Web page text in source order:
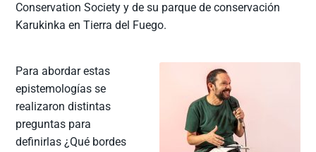
Conservation Society y de su parque de conservación
Karukinka en Tierra del Fuego.
Para abordar estas
epistemologías se
realizaron distintas
preguntas para
definirlas ¿Qué bordes